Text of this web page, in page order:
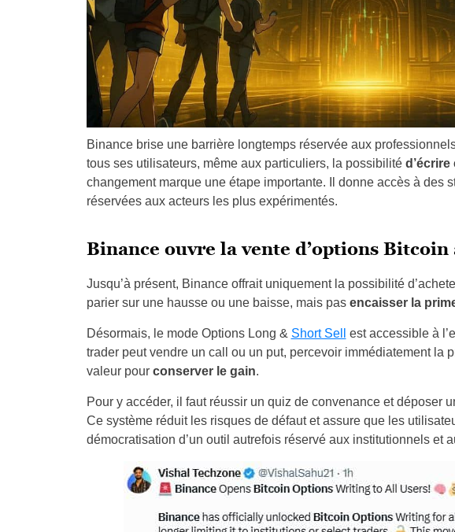
Binance brise une barrière longtemps réservée aux
tous ses utilisateurs, même aux particuliers, la possibilité
changement marque une étape importante. Il donne accès à des
réservées aux acteurs les plus expérimentés.
Binance ouvre la vente d’options Bitcoin
Jusqu’à présent, Binance offrait uniquement la possibilité
parier sur une hausse ou une baisse, mais pas encaisser la
Désormais, le mode Options Long & Short Sell
est accessible à
trader peut vendre un call ou un put, percevoir immédiatement la
valeur pour conserver le gain.
Pour y accéder, il faut réussir un quiz de convenance et déposer
Ce système réduit les risques de défaut et assure que les
démocratisation d’un outil autrefois réservé aux institutionnels et